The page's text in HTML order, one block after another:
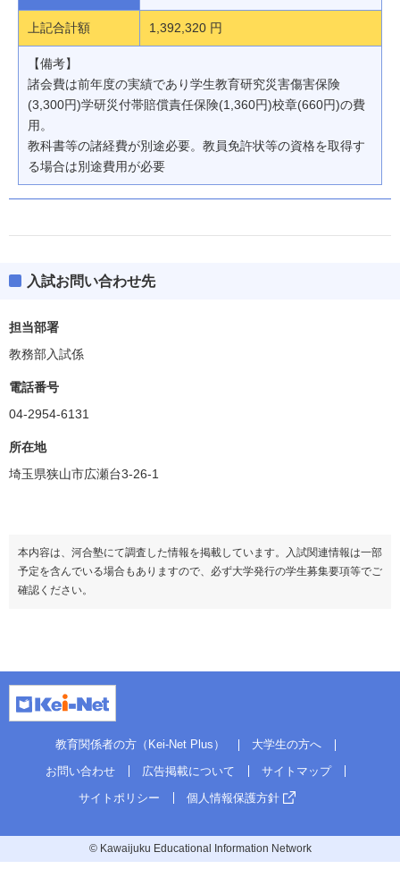
上記合計額 1,392,320 円
【備考】
諸会費は前年度の実績であり学生教育研究災害傷害保険
(3,300円)学研災付帯賠償責任保険(1,360円)校章(660円)の費
用。
教科書等の諸経費が別途必要。教員免許状等の資格を取得す
る場合は別途費用が必要
入試お問い合わせ先
担当部署
教務部入試係
電話番号
04-2954-6131
所在地
埼玉県狭山市広瀬台3-26-1
本内容は、河合塾にて調査した情報を掲載しています。入試関連情報は一部
予定を含んでいる場合もありますので、必ず大学発行の学生募集要項等でご
確認ください。
教育関係者の方（Kei-Net Plus）
大学生の方へ
お問い合わせ
広告掲載について
サイトマップ
サイトポリシー
個人情報保護方針
© Kawaijuku Educational Information Network